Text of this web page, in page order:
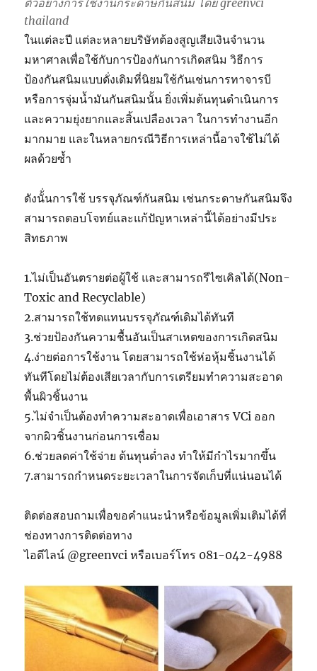
thailand
ในแต่ละปี แต่ละหลายบริษัทต้องสูญเสียเงินจำนวน
มหาศาลเพื่อใช้กับการป้องกันการเกิดสนิม วิธีการ
ป้องกันสนิมแบบดั่งเดิมที่นิยมใช้กันเช่นการทาจารบี
หรือการจุ่มน้ำมันกันสนิมนั้น ยิ่งเพิ่มต้นทุนดำเนินการ
และความยุ่งยากและสิ้นเปลืองเวลา ในการทำงานอีก
มากมาย และในหลายกรณีวิธีการเหล่านี้อาจใช้ไม่ได้
ผลด้วยซ้ำ
ดังนั้่นการใช้ บรรจุภัณฑ์กันสนิม เช่นกระดาษกันสนิมจึง
สามารถตอบโจทย์และแก้ปัญหาเหล่านี้ได้อย่างมีประ
สิทธภาพ
1.ไม่เป็นอันตรายต่อผู้ใช้ และสามารถรีไซเคิลได้(Non-
Toxic and Recyclable)
2.สามารถใช้ทดแทนบรรจุภัณฑ์เดิมได้ทันที
3.ช่วยป้องกันความชื้นอันเป็นสาเหตของการเกิดสนิม
4.ง่ายต่อการใช้งาน โดยสามารถใช้ห่อหุ้มชิ้นงานได้
ทันทีโดยไม่ต้องเสียเวลากับการเตรียมทำความสะอาด
พื้นผิวชิ้นงาน
5.ไม่จำเป็นต้องทำความสะอาดเพื่อเอาสาร VCi ออก
จากผิวชิ้นงานก่อนการเชื่อม
6.ช่วยลดค่าใช้จ่าย ต้นทุนต่ำลง ทำให้มีกำไรมากขึ้น
7.สามารถกำหนดระยะเวลาในการจัดเก็บที่แน่นอนได้
ติดต่อสอบถามเพื่อขอคำแนะนำหรือข้อมูลเพิ่มเติมได้ที่
ช่องทางการติดต่อทาง
ไอดีไลน์ @greenvci หรือเบอร์โทร 081-042-4988